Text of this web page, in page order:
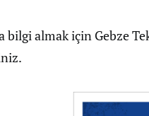
bilgi almak için Gebze